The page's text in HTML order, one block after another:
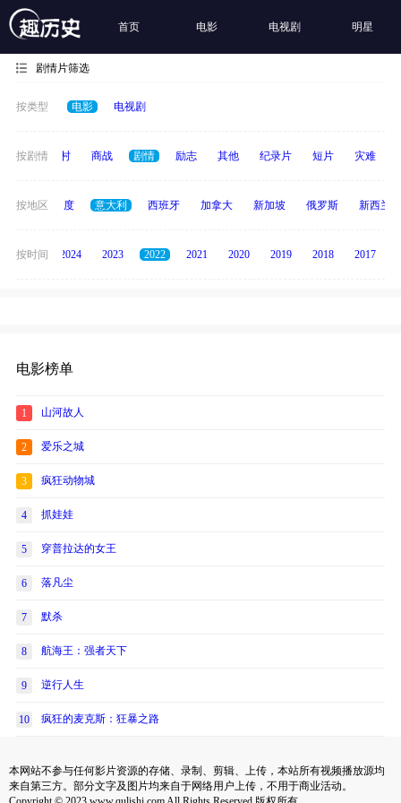
首页 电影 电视剧 明星
剧情片筛选
按类型 电影 电视剧
按剧情
历史 乡村 商战 剧情 励志 其他 纪录片 短片 灾难
按地区
泰国 印度 意大利 西班牙 加拿大 新加坡 俄罗斯 新西兰
按时间
2025 2024 2023 2022 2021 2020 2019 2018 2017
电影榜单
1 山河故人
2 爱乐之城
3 疯狂动物城
4 抓娃娃
5 穿普拉达的女王
6 落凡尘
7 默杀
8 航海王：强者天下
9 逆行人生
10 疯狂的麦克斯：狂暴之路
本网站不参与任何影片资源的存储、录制、剪辑、上传，本站所有视频播放源均
来自第三方。部分文字及图片均来自于网络用户上传，不用于商业活动。